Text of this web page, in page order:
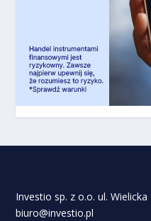
Investio sp. z o.o. ul.
biuro@investio.pl